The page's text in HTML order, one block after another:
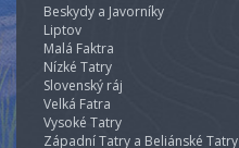
Beskydy a Javorníky
Liptov
Malá Faktra
Nízké Tatry
Slovenský ráj
Velká Fatra
Vysoké Tatry
Západní Tatry a Beliánské Tatry